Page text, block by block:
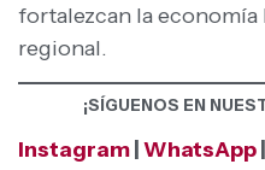
fortalezcan la
regional.
¡SÍGUENOS EN
Instagram WhatsApp